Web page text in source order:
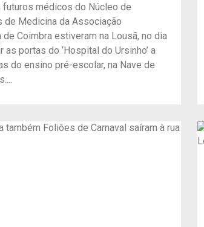
futuros médicos do Núcleo de
de Medicina da Associação
de Coimbra estiveram na Lousã, no dia
as portas do ‘Hospital do Ursinho’ a
do ensino pré-escolar, na Nave de